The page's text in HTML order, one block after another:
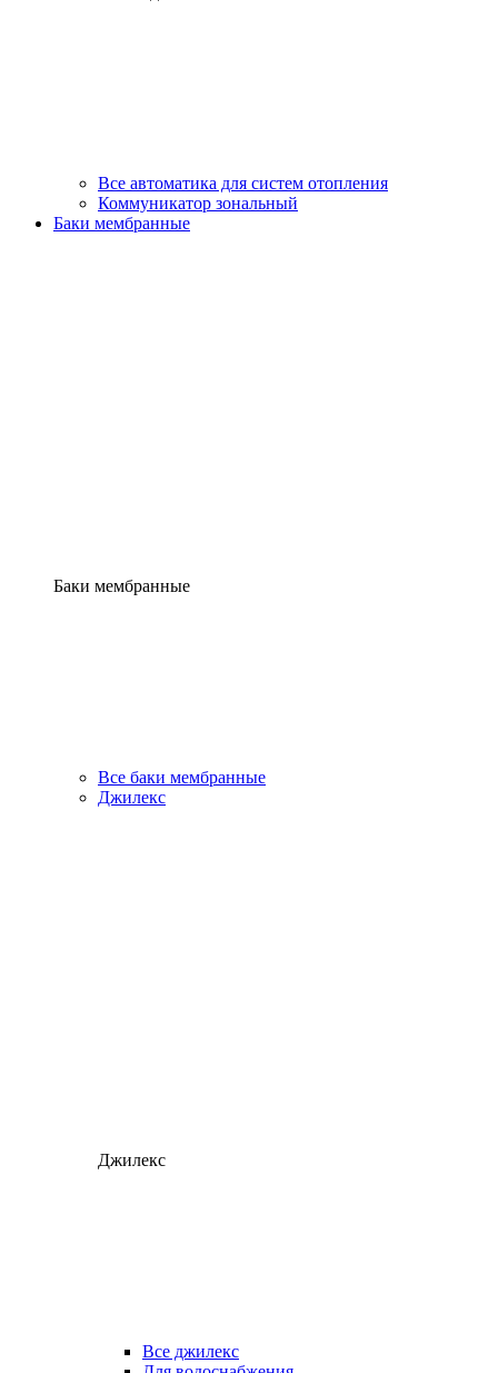
Все автоматика для систем отопления
Коммуникатор зональный
Баки мембранные
Баки мембранные
Все баки мембранные
Джилекс
Джилекс
Все джилекс